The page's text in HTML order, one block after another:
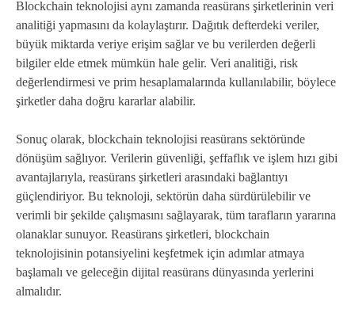
Blockchain teknolojisi aynı zamanda reasürans şirketlerinin veri
analitiği yapmasını da kolaylaştırır. Dağıtık defterdeki veriler,
büyük miktarda veriye erişim sağlar ve bu verilerden değerli
bilgiler elde etmek mümkün hale gelir. Veri analitiği, risk
değerlendirmesi ve prim hesaplamalarında kullanılabilir, böylece
şirketler daha doğru kararlar alabilir.
Sonuç olarak, blockchain teknolojisi reasürans sektöründe
dönüşüm sağlıyor. Verilerin güvenliği, şeffaflık ve işlem hızı gibi
avantajlarıyla, reasürans şirketleri arasındaki bağlantıyı
güçlendiriyor. Bu teknoloji, sektörün daha sürdürülebilir ve
verimli bir şekilde çalışmasını sağlayarak, tüm tarafların yararına
olanaklar sunuyor. Reasürans şirketleri, blockchain
teknolojisinin potansiyelini keşfetmek için adımlar atmaya
başlamalı ve geleceğin dijital reasürans dünyasında yerlerini
almalıdır.